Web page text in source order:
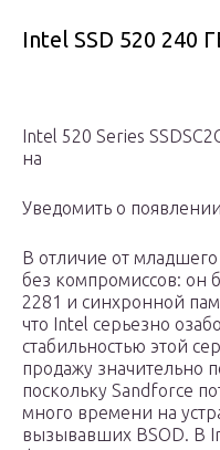
Intel SSD 520 240
Intel 520 Series
на
Уведомить о
В отличие от
без компромиссов: он
2281 и синхронной
что Intel серьезно
стабильностью этой
продажу значительно
поскольку Sandforce
много времени на
вызывавших BSOD. В